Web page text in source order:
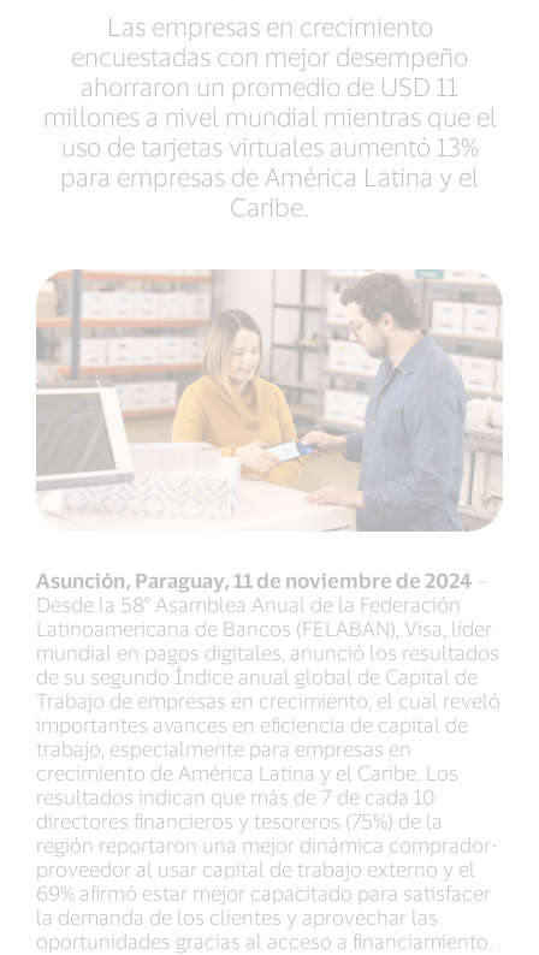
Las empresas en crecimiento
encuestadas con mejor desempeño
ahorraron un promedio de USD 11
millones a nivel mundial mientras que el
uso de tarjetas virtuales aumentó 13%
para empresas de América Latina y el
Caribe.
Asunción, Paraguay, 11 de noviembre de 2024 –
Desde la 58° Asamblea Anual de la Federación
Latinoamericana de Bancos (FELABAN), Visa, líder
mundial en pagos digitales, anunció los resultados
de su segundo Índice anual global de Capital de
Trabajo de empresas en crecimiento, el cual reveló
importantes avances en eficiencia de capital de
trabajo, especialmente para empresas en
crecimiento de América Latina y el Caribe. Los
resultados indican que más de 7 de cada 10
directores financieros y tesoreros (75%) de la
región reportaron una mejor dinámica comprador-
proveedor al usar capital de trabajo externo y el
69% afirmó estar mejor capacitado para satisfacer
la demanda de los clientes y aprovechar las
oportunidades gracias al acceso a financiamiento.